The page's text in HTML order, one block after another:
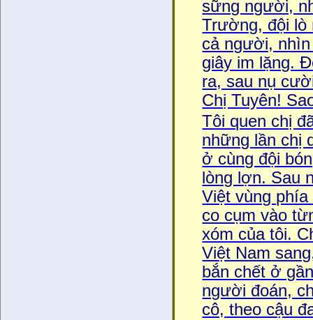
sững người,
Trường, đội lò
cả người,
giây im lặng.
ra, sau nụ
Chị Tuyên!
Tôi quen chị
những lần chị
ở cùng đội
lòng lợn. Sau
Việt vùng
co cụm vào
xóm của tôi.
Việt Nam
bắn chết ở
người đoán,
cô, theo cậu